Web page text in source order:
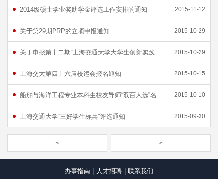
2014级硕士学业奖助学金评选工作安排的通知 2015-11-12
关于第29期PRP的立项申报通知 2015-10-29
关于申报第十二期“上海交通大学大学生创新实践计划”项目的通知 2015-10-29
上海交大第四十六届校运会报名通知 2015-10-15
船舶与海洋工程专业本科生校友导师“双百人选”名单公示 2015-10-10
上海交通大学“三好学生标兵”评选通知 2015-09-30
< >
办事指南 | 人才招聘 | 联系我们